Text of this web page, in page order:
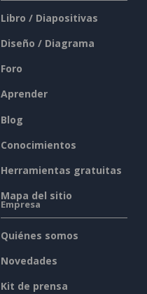
Libro / Diapositivas
Diseño / Diagrama
Foro
Aprender
Blog
Conocimientos
Herramientas gratuitas
Mapa del sitio
Empresa
Quiénes somos
Novedades
Kit de prensa